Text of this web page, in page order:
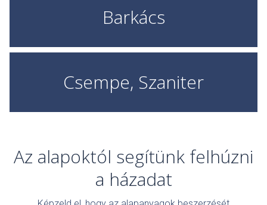
Barkács
Csempe, Szaniter
Az alapoktól segítünk felhúzni
a házadat